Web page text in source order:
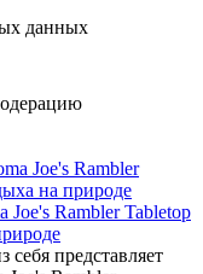
данных
Rambler Tabletop
представляет